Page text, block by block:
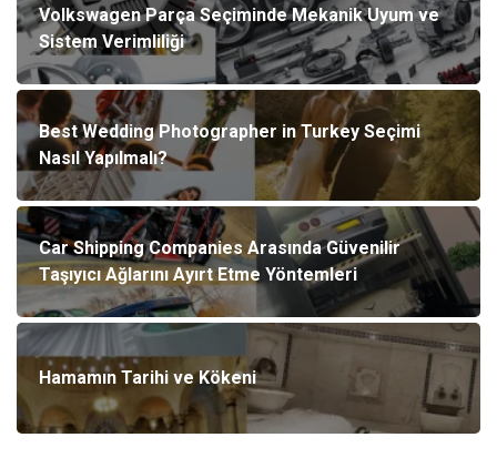
Volkswagen Parça Seçiminde Mekanik Uyum ve
Sistem Verimliliği
Best Wedding Photographer in Turkey Seçimi
Nasıl Yapılmalı?
Car Shipping Companies Arasında Güvenilir
Taşıyıcı Ağlarını Ayırt Etme Yöntemleri
Hamamın Tarihi ve Kökeni